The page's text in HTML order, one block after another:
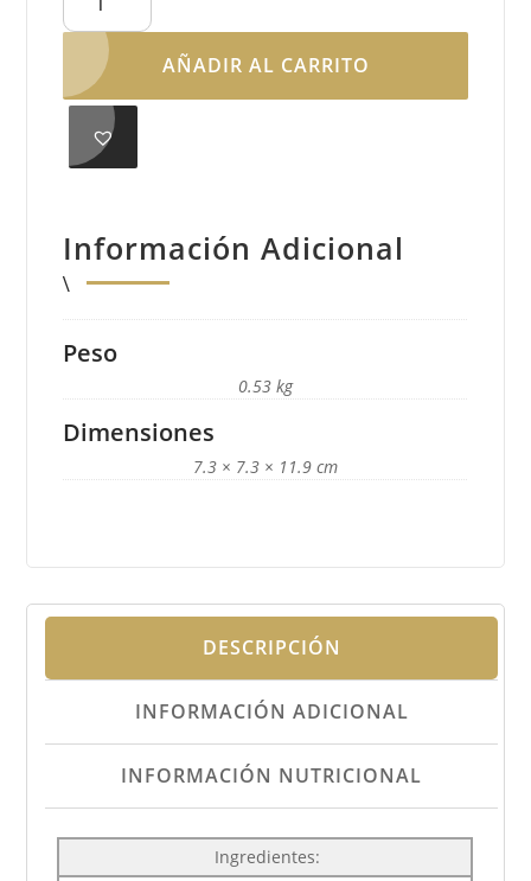
primera
cantidad
AÑADIR AL CARRITO
Información Adicional
Peso
0.53 kg
Dimensiones
7.3 × 7.3 × 11.9 cm
DESCRIPCIÓN
INFORMACIÓN ADICIONAL
INFORMACIÓN NUTRICIONAL
Ingredientes: